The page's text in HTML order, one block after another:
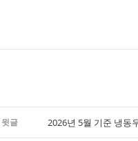
윗글 2026년 5월 기준 냉동